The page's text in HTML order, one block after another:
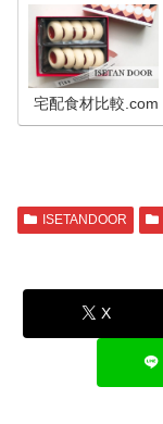
宅配食材比較.com
ISETANDOOR
X